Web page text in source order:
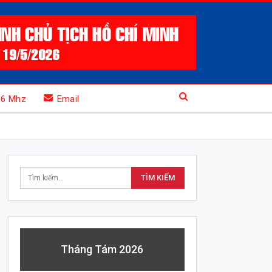
Mhz Email
Tháng Tám 2026